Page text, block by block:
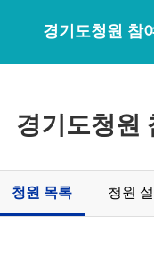
경기도청원 참
경기도청원
청원 목록 청원